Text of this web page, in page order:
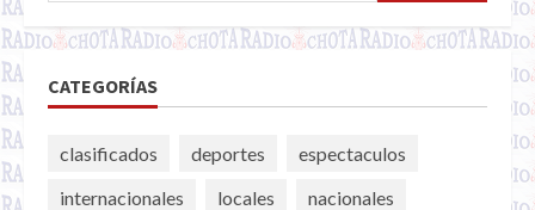
CATEGORÍAS
clasificados deportes
espectaculos
internacionales
locales
nacionales